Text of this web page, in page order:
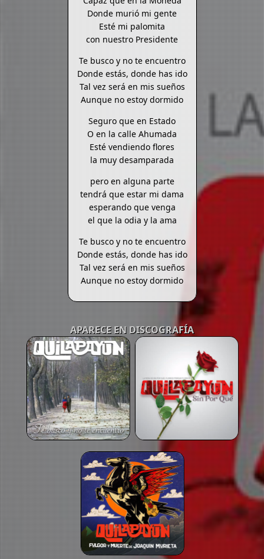
Donde murió mi gente
Esté mi palomita
con nuestro Presidente
Te busco y no te encuentro
Donde estás, donde has ido
Tal vez será en mis sueños
Aunque no estoy dormido
Seguro que en Estado
O en la calle Ahumada
Esté vendiendo flores
la muy desamparada
pero en alguna parte
tendrá que estar mi dama
esperando que venga
el que la odia y la ama
Te busco y no te encuentro
Donde estás, donde has ido
Tal vez será en mis sueños
Aunque no estoy dormido
APARECE EN DISCOGRAFÍA